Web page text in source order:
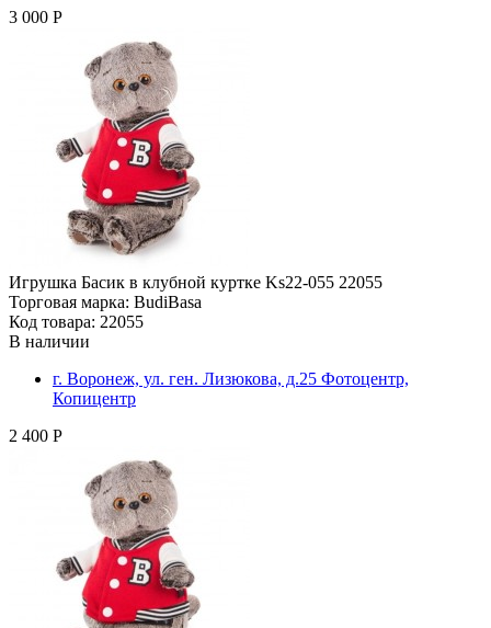
3 000 Р
Игрушка Басик в клубной куртке Ks22-055 22055
Торговая марка: BudiBasa
Код товара: 22055
В наличии
г. Воронеж, ул. ген. Лизюкова, д.25 Фотоцентр,
Копицентр
2 400 Р